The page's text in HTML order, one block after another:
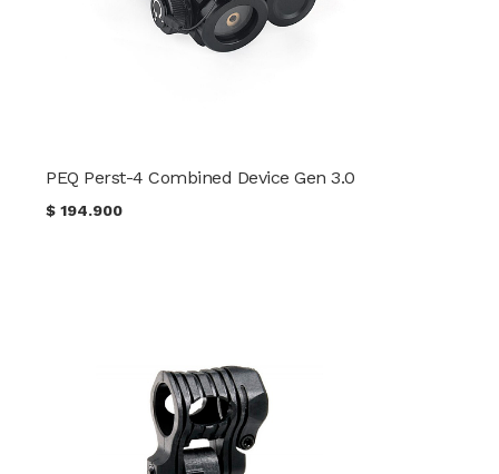
PEQ Perst-4 Combined Device Gen 3.0
$194.900